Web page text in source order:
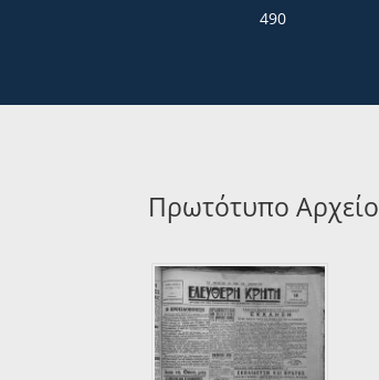
490
Πρωτότυπο Αρχείο